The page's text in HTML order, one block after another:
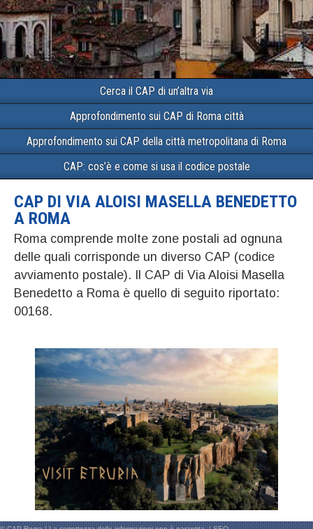
Cerca il CAP di un’altra via
Approfondimento sui CAP di Roma città
Approfondimento sui CAP della città metropolitana di Roma
CAP: cos’è e come si usa il codice postale
CAP DI VIA ALOISI MASELLA BENEDETTO
A ROMA
Roma comprende molte zone postali ad ognuna
delle quali corrisponde un diverso CAP (codice
avviamento postale). Il CAP di Via Aloisi Masella
Benedetto a Roma è quello di seguito riportato:
00168.